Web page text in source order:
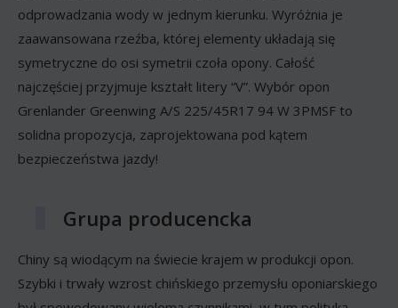
odprowadzania wody w jednym kierunku. Wyróżnia je
zaawansowana rzeźba, której elementy układają się
symetryczne do osi symetrii czoła opony. Całość
najczęściej przyjmuje kształt litery “V”. Wybór opon
Grenlander Greenwing A/S 225/45R17 94 W 3PMSF to
solidna propozycja, zaprojektowana pod kątem
bezpieczeństwa jazdy!
Grupa producencka
Chiny są wiodącym na świecie krajem w produkcji opon.
Szybki i trwały wzrost chińskiego przemysłu oponiarskiego